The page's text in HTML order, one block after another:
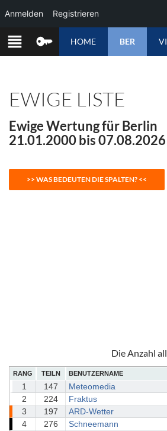
ZUM
INHALT
HOME BER
EWIGE LISTE
Ewige Wertung für Berlin
21.01.2000 bis 07.08.2026
Die Anzahl
RANG TEILN BENUTZERNAME
1 147 Meteomedia
2
224 Fraktus
3
197 ARD-Wetter
4
276 Schneemann
Anmelden Registrieren